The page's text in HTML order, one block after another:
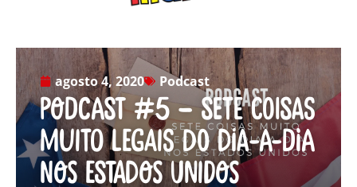
agosto 4, 2020 Podcast
Podcast #5 – Sete coisas
muito legais do dia-a-dia
nos Estados Unidos